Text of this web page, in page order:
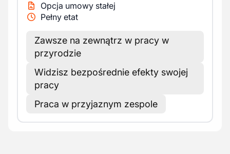
Opcja umowy stałej
Pełny etat
Zawsze na zewnątrz w pracy w
przyrodzie
Widzisz bezpośrednie efekty swojej
pracy
Praca w przyjaznym zespole